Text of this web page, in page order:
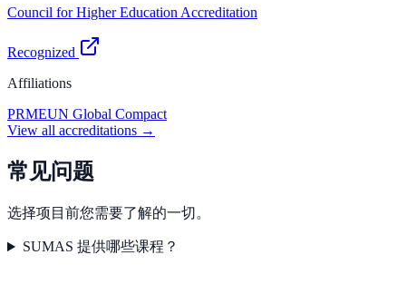
Council for Higher Education Accreditation
Recognized
Affiliations
PRMEUN Global Compact
View all accreditations →
常见问题
选择项目前您需要了解的一切。
SUMAS 提供哪些课程？